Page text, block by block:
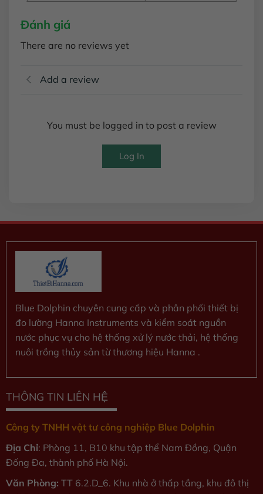
Đánh giá
There are no reviews yet
Add a review
You must be logged in to post a review
Log In
Blue Dolphin chuyên cung cấp và phân phối thiết bị
đo lường Hanna Instruments và kiểm soát nguồn
nước phục vụ cho hệ thống xử lý nước thải, hệ thống
nuôi trồng thủy sản từ thương hiệu Hanna .
THÔNG TIN LIÊN HỆ
Công ty TNHH vật tư công nghiệp Blue Dolphin
Địa Chỉ: Phòng 11, B10 khu tập thể Nam Đồng, Quận
Đống Đa, thành phố Hà Nội.
Văn Phòng: TT 6.2.D_6. Khu nhà ở thấp tầng, khu đô thị